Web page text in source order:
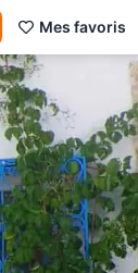
Mes favoris